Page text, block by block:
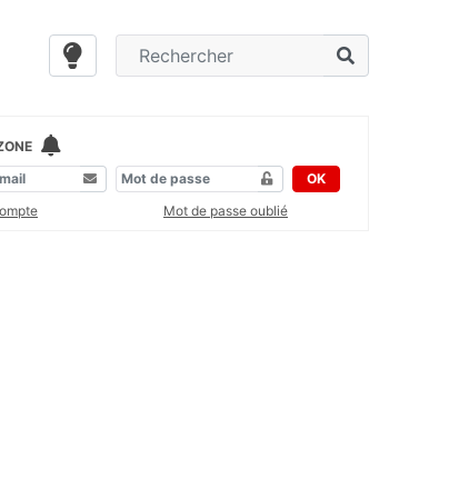
OK
Mot de passe oublié